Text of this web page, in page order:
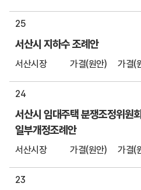
25
서산시 지하수 조례안
서산시장 가결(원안) 가결(
24
서산시 임대주택 분쟁조정위원
일부개정조례안
서산시장 가결(원안) 가결(
23